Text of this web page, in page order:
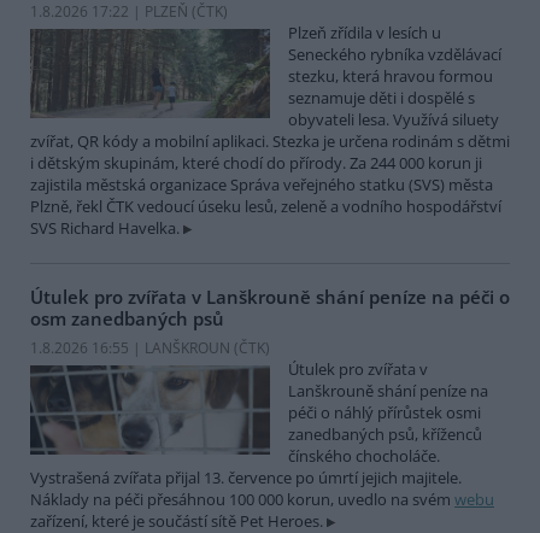
1.8.2026 17:22 | PLZEŇ (ČTK)
Plzeň zřídila v lesích u
Seneckého rybníka vzdělávací
stezku, která hravou formou
seznamuje děti i dospělé s
obyvateli lesa. Využívá siluety
zvířat, QR kódy a mobilní aplikaci. Stezka je určena rodinám s dětmi
i dětským skupinám, které chodí do přírody. Za 244 000 korun ji
zajistila městská organizace Správa veřejného statku (SVS) města
Plzně, řekl ČTK vedoucí úseku lesů, zeleně a vodního hospodářství
SVS Richard Havelka.
Útulek pro zvířata v Lanškrouně shání peníze na péči o
osm zanedbaných psů
1.8.2026 16:55 | LANŠKROUN (ČTK)
Útulek pro zvířata v
Lanškrouně shání peníze na
péči o náhlý přírůstek osmi
zanedbaných psů, kříženců
čínského chocholáče.
Vystrašená zvířata přijal 13. července po úmrtí jejich majitele.
Náklady na péči přesáhnou 100 000 korun, uvedlo na svém webu
zařízení, které je součástí sítě Pet Heroes.